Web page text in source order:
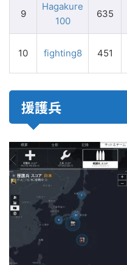
9
Hagakure
100
635
10 fighting8 451
援護兵